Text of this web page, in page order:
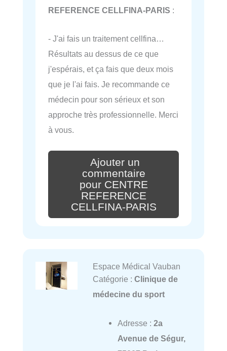
REFERENCE CELLFINA-PARIS :
- J'ai fais un traitement cellfina…
Résultats au dessus de ce que
j'espérais, et ça fais que deux mois
que je l'ai fais. Je recommande ce
médecin pour son sérieux et son
approche très professionnelle. Merci
à vous.
Ajouter un
commentaire
pour CENTRE
REFERENCE
CELLFINA-PARIS
Espace Médical Vauban
Catégorie : Clinique de
médecine du sport
Adresse : 2a
Avenue de Ségur,